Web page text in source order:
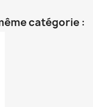
catégorie :